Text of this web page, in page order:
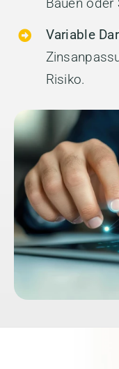
Bauen oder
Variable
Risiko.